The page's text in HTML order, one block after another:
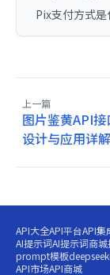
Pix支付方式是
上一篇
图片鉴黄API接
设计与应用详解
API大全API平台API集
AI提示词AI提示词商城
prompt模板
API市场API商城